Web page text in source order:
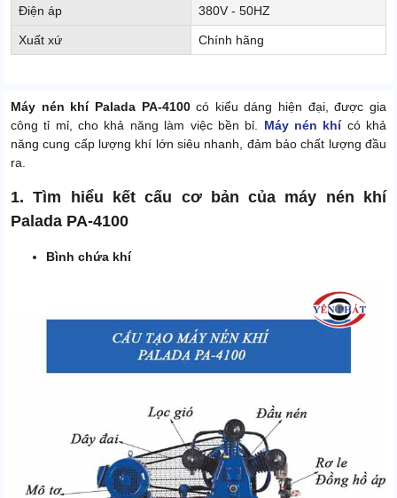
Điện áp 380V - 50HZ
Xuất xứ Chính hãng
Máy nén khí Palada PA-4100có kiểu dáng hiện đại, được gia
công tỉ mỉ, cho khả năng làm việc bền bỉ. Máy nén khícó khả
năng cung cấp lượng khí lớn siêu nhanh, đảm bảo chất lượng đầu
ra.
1. Tìm hiểu kết cấu cơ bản của máy nén khí
Palada PA-4100
Bình chứa khí